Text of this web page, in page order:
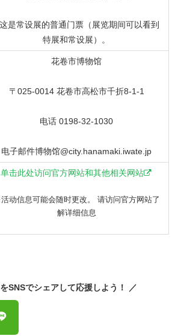
是常设展的普通门票（展览期间可以看到
特展和常设展）。
花卷市博物馆
〒025-0014 花卷市高松市千折8-1-1
电话 0198-32-1030
电子邮件博物馆@city.hanamaki.iwate.jp
单击此处访问官方网站和其他相关网站
动信息可能会随时更改。 请访问官方网站了
解详细信息
SNSでシェアして応援しよう！ ／